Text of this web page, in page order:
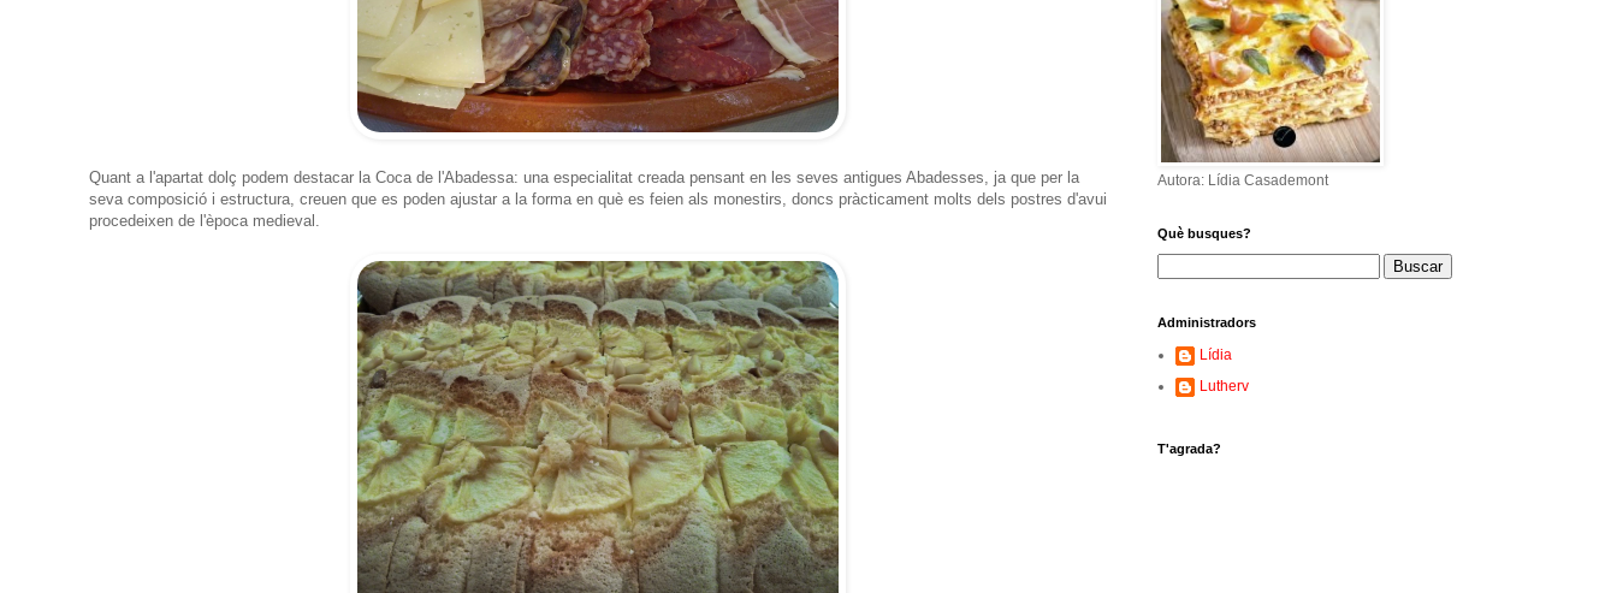
Quant a l'apartat dolç podem destacar la Coca de l'Abadessa: una especialitat creada pensant en les seves antigues Abadesses, ja que per la
seva composició i estructura, creuen que es poden ajustar a la forma en què es feien als monestirs, doncs pràcticament molts dels postres d'avui
procedeixen de l'època medieval.
Autora: Lídia Casademont
Què busques?
Administradors
Lídia
Lutherv
T'agrada?